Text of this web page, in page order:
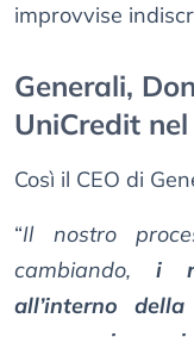
improvvise
Generali,
UniCredit
Così il CEO di
“Il nostro
cambiando,i
all’interno